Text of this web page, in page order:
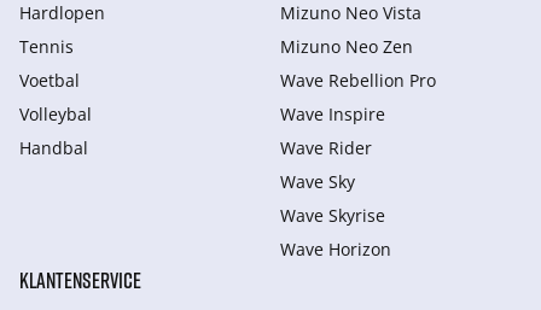
Hardlopen
Tennis
Voetbal
Volleybal
Handbal
Mizuno Neo Vista
Mizuno Neo Zen
Wave Rebellion Pro
Wave Inspire
Wave Rider
Wave Sky
Wave Skyrise
Wave Horizon
KLANTENSERVICE